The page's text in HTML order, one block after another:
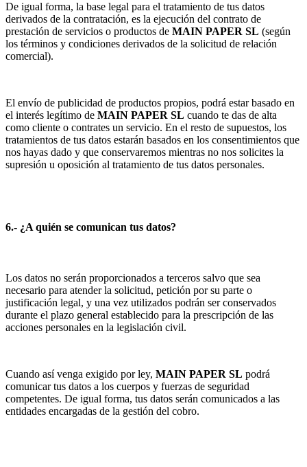
De igual forma, la base legal para el tratamiento de tus datos
derivados de la contratación, es la ejecución del contrato de
prestación de servicios o productos de MAIN PAPER SL (según
los términos y condiciones derivados de la solicitud de relación
comercial).
El envío de publicidad de productos propios, podrá estar basado en
el interés legítimo de MAIN PAPER SL cuando te das de alta
como cliente o contrates un servicio. En el resto de supuestos, los
tratamientos de tus datos estarán basados en los consentimientos que
nos hayas dado y que conservaremos mientras no nos solicites la
supresión u oposición al tratamiento de tus datos personales.
6.- ¿A quién se comunican tus datos?
Los datos no serán proporcionados a terceros salvo que sea
necesario para atender la solicitud, petición por su parte o
justificación legal, y una vez utilizados podrán ser conservados
durante el plazo general establecido para la prescripción de las
acciones personales en la legislación civil.
Cuando así venga exigido por ley, MAIN PAPER SL podrá
comunicar tus datos a los cuerpos y fuerzas de seguridad
competentes. De igual forma, tus datos serán comunicados a las
entidades encargadas de la gestión del cobro.